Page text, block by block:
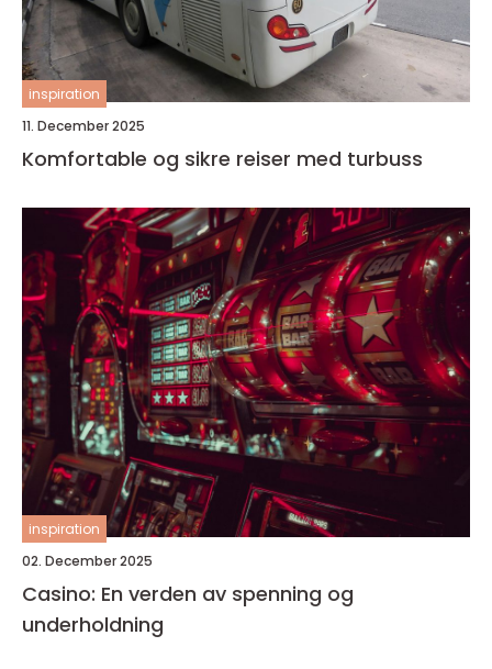
inspiration
11. December 2025
Komfortable og sikre reiser med turbuss
inspiration
02. December 2025
Casino: En verden av spenning og
underholdning